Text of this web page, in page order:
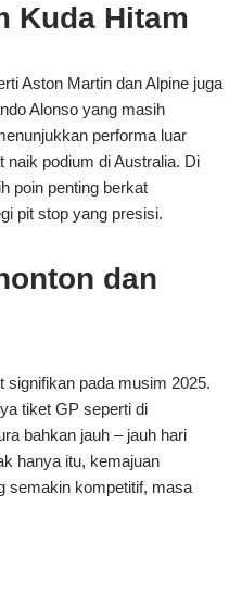
Kuda Hitam
Aston Martin dan Alpine juga
Alonso yang masih
performa luar
naik podium di Australia. Di
poin penting berkat
pit stop yang presisi.
dan
signifikan pada musim 2025.
tiket GP seperti di
bahkan jauh – jauh hari
hanya itu, kemajuan
semakin kompetitif, masa